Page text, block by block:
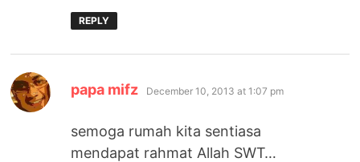
REPLY
papa mifz says:
December 10, 2013 at 1:07 pm
semoga rumah kita sentiasa
mendapat rahmat Allah SWT…